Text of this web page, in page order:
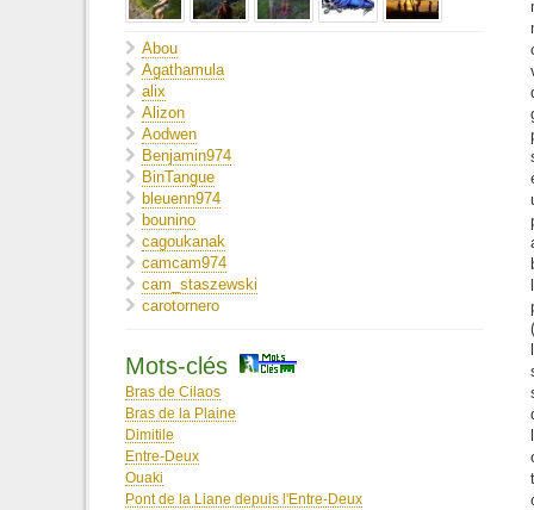
Abou
Agathamula
alix
Alizon
Aodwen
Benjamin974
BinTangue
bleuenn974
bounino
cagoukanak
camcam974
cam_staszewski
carotornero
Celin1986
Céline Durand
charlouhibou
chlochambs
Chloe Maillard
Christian L
Christian Léautier
Mots-clés
Bras de Cilaos
Bras de la Plaine
Dimitile
Entre-Deux
Ouaki
Pont de la Liane depuis l'Entre-Deux
(